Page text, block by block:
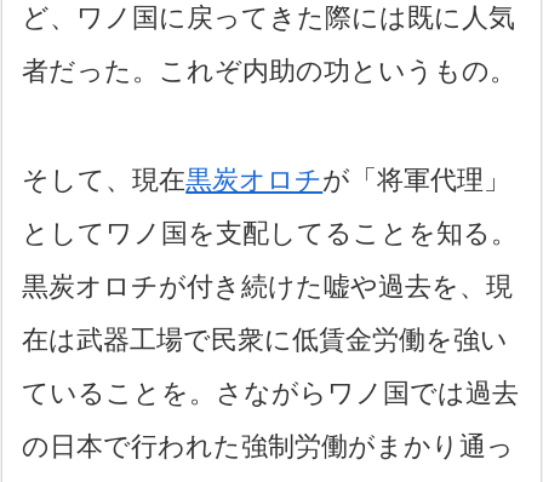
ど、ワノ国に戻ってきた際には既に人気
者だった。これぞ内助の功というもの。
そして、現在黒炭オロチが「将軍代理」
としてワノ国を支配してることを知る。
黒炭オロチが付き続けた嘘や過去を、現
在は武器工場で民衆に低賃金労働を強い
ていることを。さながらワノ国では過去
の日本で行われた強制労働がまかり通っ